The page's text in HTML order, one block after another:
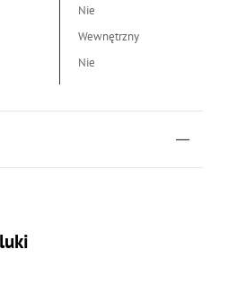
Nie
Wewnętrzny
Nie